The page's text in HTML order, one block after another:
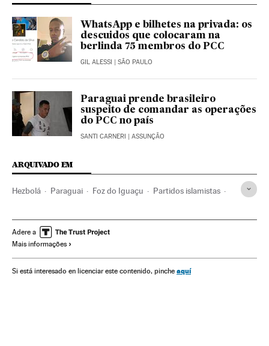
WhatsApp e bilhetes na privada: os
descuidos que colocaram na
berlinda 75 membros do PCC
GIL ALESSI | SÃO PAULO
Paraguai prende brasileiro
suspeito de comandar as operações
do PCC no país
SANTI CARNERI | ASSUNÇÃO
ARQUIVADO EM
Hezbolá Paraguai Foz do Iguaçu Partidos islamistas
Partidos políticos América do Sul
Terrorismo América
Adere a
Mais informações
Si está interesado en licenciar este contenido, pinche aquí